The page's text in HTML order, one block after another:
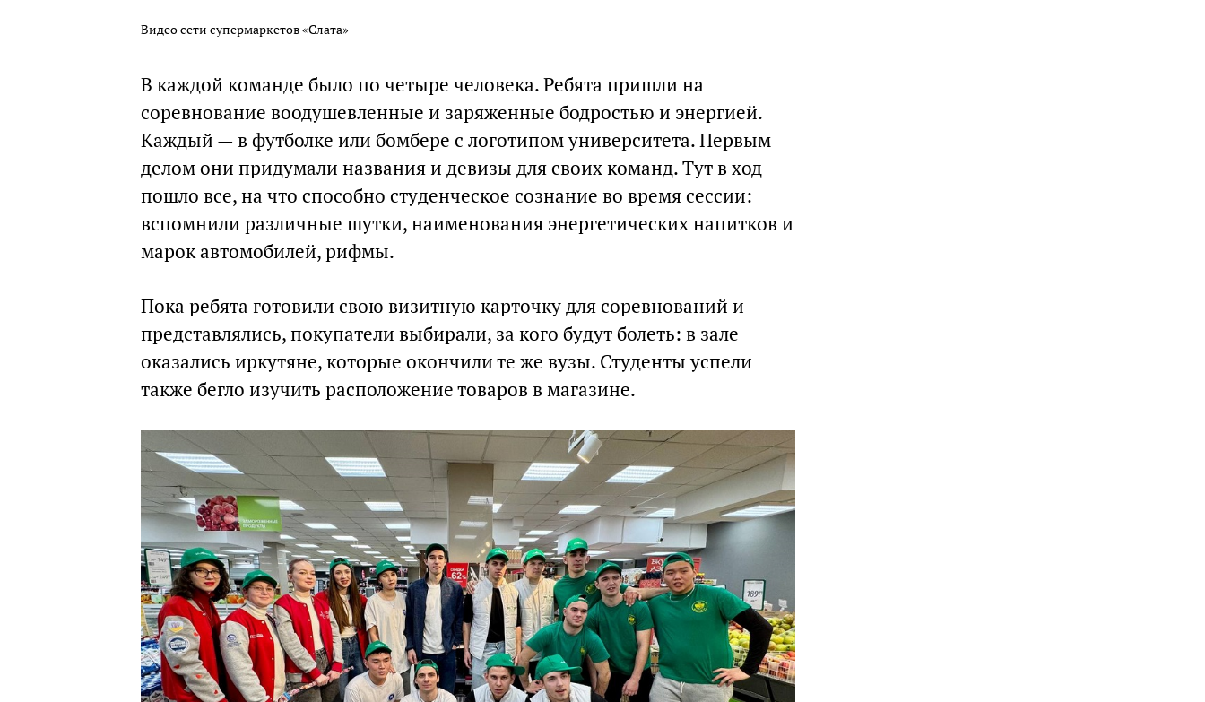
Видео сети супермаркетов «Слата»
В каждой команде было по четыре человека. Ребята пришли на
соревнование воодушевленные и заряженные бодростью и энергией.
Каждый — в футболке или бомбере с логотипом университета. Первым
делом они придумали названия и девизы для своих команд. Тут в ход
пошло все, на что способно студенческое сознание во время сессии:
вспомнили различные шутки, наименования энергетических напитков и
марок автомобилей, рифмы.
Пока ребята готовили свою визитную карточку для соревнований и
представлялись, покупатели выбирали, за кого будут болеть: в зале
оказались иркутяне, которые окончили те же вузы. Студенты успели
также бегло изучить расположение товаров в магазине.